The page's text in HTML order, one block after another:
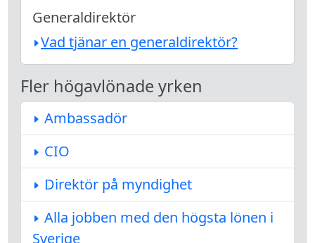
Generaldirektör
Vad tjänar en generaldirektör?
Fler högavlönade yrken
Ambassadör
CIO
Direktör på myndighet
Alla jobben med den högsta lönen i
Sverige